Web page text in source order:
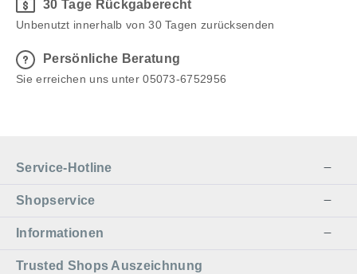
30 Tage Rückgaberecht
Unbenutzt innerhalb von 30 Tagen zurücksenden
Persönliche Beratung
Sie erreichen uns unter 05073-6752956
Service-Hotline
Shopservice
Informationen
Trusted Shops Auszeichnung